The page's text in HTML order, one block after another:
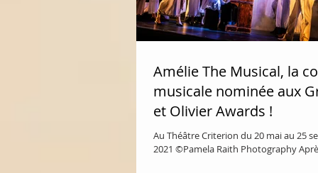
Amélie The Musical, la
musicale nominée aux
et Olivier Awards !
Au Théâtre Criterion du 20 mai au 25
2021 ©Pamela Raith Photography